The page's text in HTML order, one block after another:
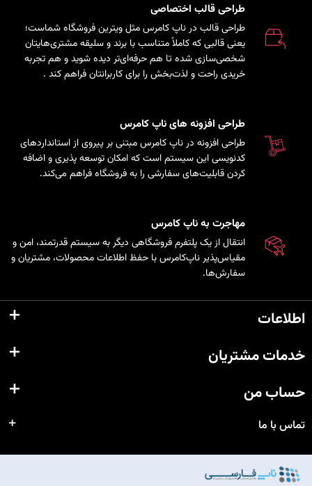
طراحی قالب اختصاصی
طراحی قالب در ناپ کامرس مثل ویترین فروشگاه شماست؛
یعنی قالبی که کاملاً متناسب با برند و سلیقه مشتری‌هایتان
شخصی‌سازی شده تا هم حرفه‌ای‌تر دیده شوید و هم تجربه
خریدی راحت و لذت‌بخش را برای کاربرانتان فراهم کند .
طراحی افزونه های ناپ کامرس
طراحی افزونه در ناپ کامرس مبتنی بر پیروی از استانداردهای
کدنویسی این سیستم است که امکان توسعه پذیری و اضافه
کردن قابلیت‌های سفارشی را به فروشگاه فراهم می‌کند.
مهاجرت به ناپ کامرس
انتقال از یک پلتفرم فروشگاهی دیگر به سیستم قدرتمند، امن و
مقیاس‌پذیر ناپ‌کامرس با حفظ اطلاعات محصولات، مشتریان و
سفارش‌ها.
اطلاعات
خدمات مشتریان
حساب من
تماس با ما